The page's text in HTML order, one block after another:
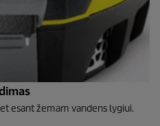
esant žemam vandens lygiui.